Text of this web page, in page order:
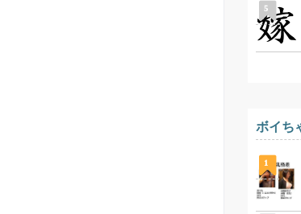
5
ボイち
1